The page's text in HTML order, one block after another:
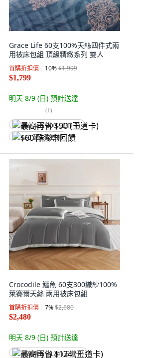
Grace Life 60支100%天絲四件式兩
用被床包組 頂級精緻系列 雙人
首購折扣價 10%$1,999
$1,799
明天 8/9 (日) 預計送達
(1)
最高再省 $90 (王道卡)
$60 酷澎幣回饋
Crocodile 鱷魚 60支300織紗100%
萊賽爾天絲 兩用被床包組
首購折扣價 7%$2,680
$2,480
明天 8/9 (日) 預計送達
最高再省 $124 (王道卡)